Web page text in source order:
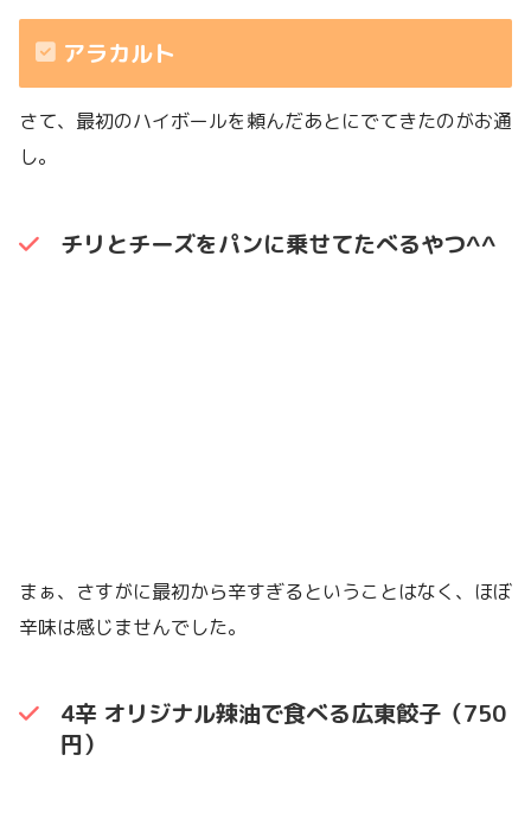
アラカルト
さて、最初のハイボールを頼んだあとにでてきたのがお通
し。
チリとチーズをパンに乗せてたべるやつ^^
まぁ、さすがに最初から辛すぎるということはなく、ほぼ
辛味は感じませんでした。
4辛 オリジナル辣油で食べる広東餃子（750
円）